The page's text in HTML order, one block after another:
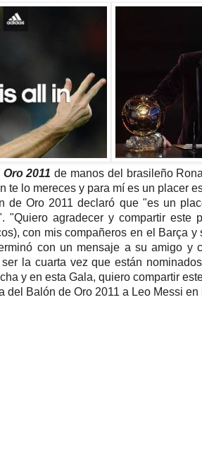
2011 de manos del brasileño
te lo mereces y para mí es un placer
de Oro 2011 declaró que "es un
"Quiero agradecer y compartir este
con mis compañeros en el Barça
con un mensaje a su amigo y
la cuarta vez que están
y en esta Gala, quiero compartir
del Balón de Oro 2011 a Leo Messi